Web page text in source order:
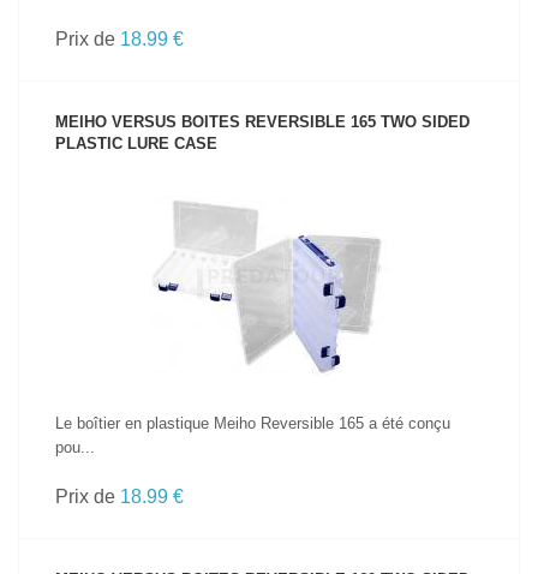
Prix de 18.99 €
MEIHO VERSUS BOITES REVERSIBLE 165 TWO SIDED
PLASTIC LURE CASE
VOIR LE PRODUIT
Le boîtier en plastique Meiho Reversible 165 a été conçu
pou...
Prix de 18.99 €